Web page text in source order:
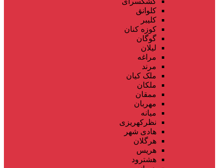
کلوانق
کلیبر
کوزه کنان
گوگان
لیلان
مراغه
مرند
ملک کیان
ملکان
ممقان
مهربان
میانه
نظرکهریزی
هادی شهر
هرگلان
هریس
هشترود